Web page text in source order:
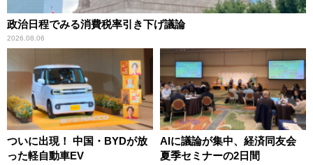
政治日程でみる消費税率引き下げ議論
2026.08.06
ついに出現！ 中国・BYDが放
った軽自動車EV
AIに議論が集中、経済同友会
夏季セミナーの2日間